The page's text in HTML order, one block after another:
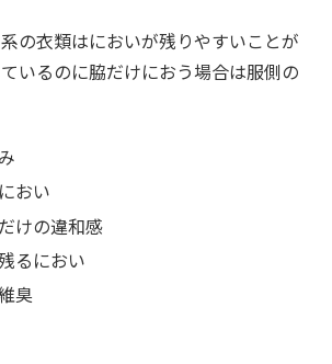
の衣類はにおいが残りやすいことが
いるのに脇だけにおう場合は服側の
おい
けの違和感
るにおい
臭